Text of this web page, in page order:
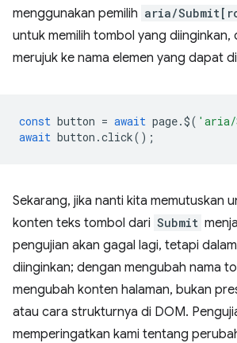
menggunakan pemilih aria/
untuk memilih tombol yang diinginkan,
merujuk ke nama elemen yang dapat
const button = await page.$( 'aria/
await button .click();
Sekarang, jika nanti kita memutuskan
konten teks tombol dari Submit
pengujian akan gagal lagi, tetapi
diinginkan; dengan mengubah nama
mengubah konten halaman, bukan
atau cara strukturnya di DOM.
memperingatkan kami tentang